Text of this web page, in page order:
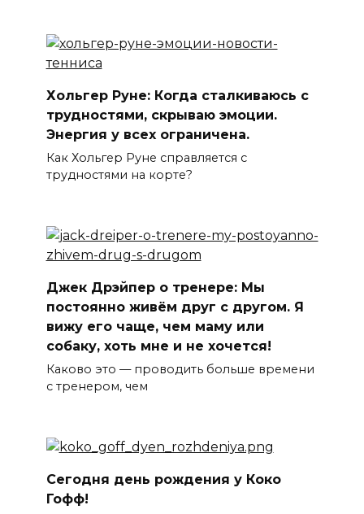
Хольгер Руне: Когда сталкиваюсь с
трудностями, скрываю эмоции.
Энергия у всех ограничена.
Как Хольгер Руне справляется с
трудностями на корте?
Джек Дрэйпер о тренере: Мы
постоянно живём друг с другом. Я
вижу его чаще, чем маму или
собаку, хоть мне и не хочется!
Каково это — проводить больше времени
с тренером, чем
Сегодня день рождения у Коко
Гофф!